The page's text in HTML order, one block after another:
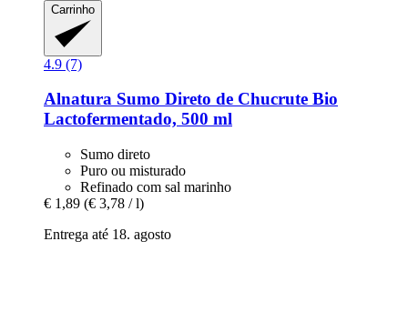
Carrinho
4.9 (7)
Alnatura Sumo Direto de Chucrute Bio
Lactofermentado, 500 ml
Sumo direto
Puro ou misturado
Refinado com sal marinho
€ 1,89 (€ 3,78 / l)
Entrega até 18. agosto